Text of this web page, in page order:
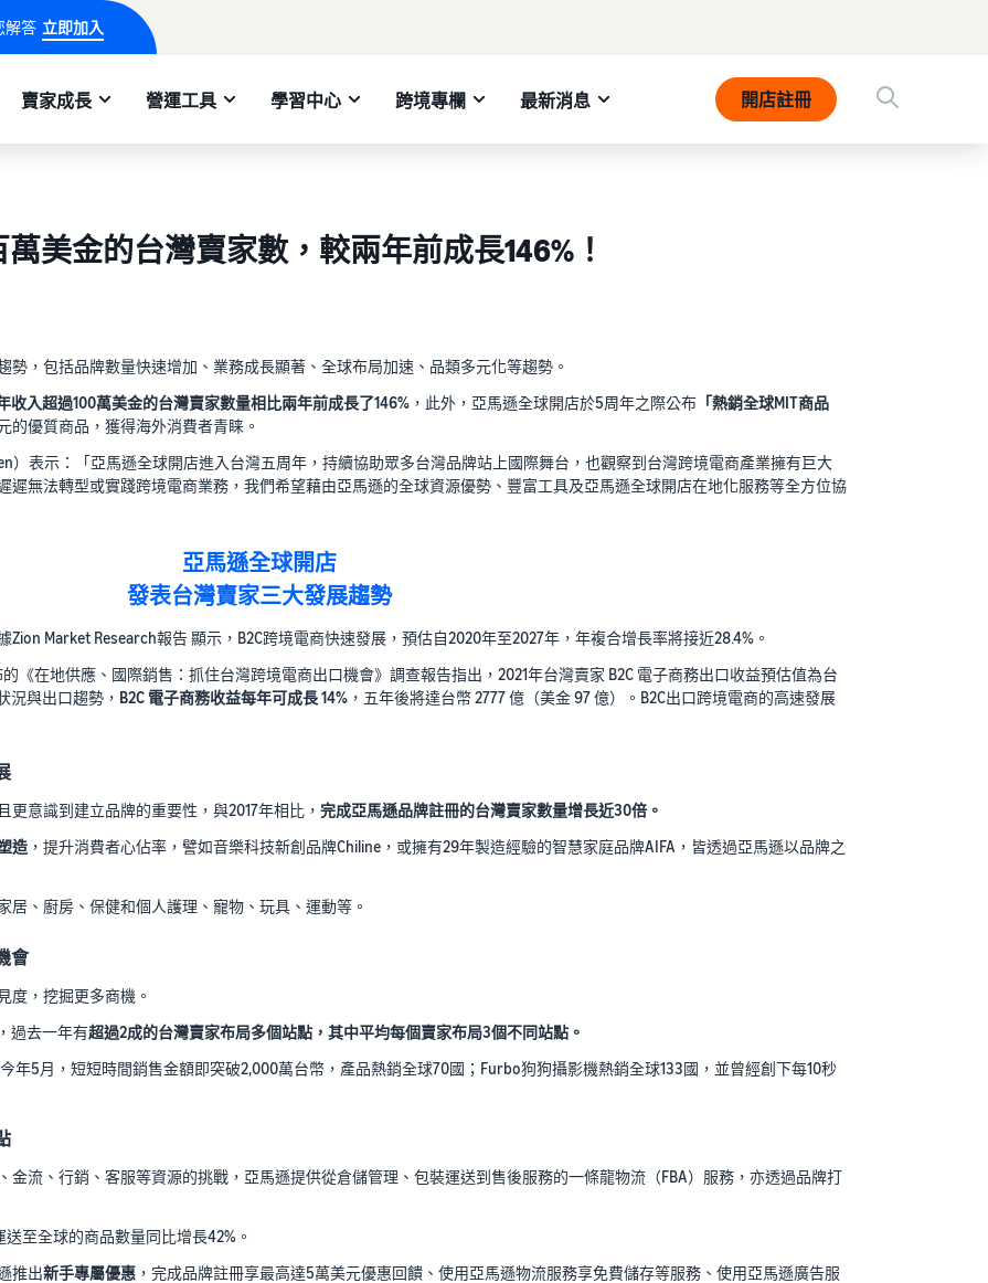
解答 立即加入
賣家成長 營運工具 學習中心 跨境專欄 最新消息 開店註冊
美金的台灣賣家數，較兩年前成長146%！
，包括品牌數量快速增加、業務成長顯著、全球布局加速、品類多元化等趨勢。
收入超過100萬美金的台灣賣家數量相比兩年前成長了146% ，此外，亞馬遜全球開店於5周年之際公布 「熱銷全球MIT商品
的優質商品，獲得海外消費者青睐。
）表示：「亞馬遜全球開店進入台灣五周年，持續協助眾多台灣品牌站上國際舞台，也觀察到台灣跨境電商產業擁有巨大
遲無法轉型或實踐跨境電商業務，我們希望藉由亞馬遜的全球資源優勢、豐富工具及亞馬遜全球開店在地化服務等全方位協
亞馬遜全球開店
發表台灣賣家三大發展趨勢
Market Research報告 顯示，B2C跨境電商快速發展，預估自2020年至2027年，年複合增長率將接近28.4%。
《在地供應、國際銷售：抓住台灣跨境電商出口機會》調查報告指出，2021年台灣賣家 B2C 電子商務出口收益預估值為台
況與出口趨勢， B2C 電子商務收益每年可成長 14% ，五年後將達台幣 2777 億（美金 97 億）。B2C出口跨境電商的高速發展
意識到建立品牌的重要性，與2017年相比， 完成亞馬遜品牌註冊的台灣賣家數量增長近30倍。
造 ，提升消費者心佔率，譬如音樂科技新創品牌Chiline，或擁有29年製造經驗的智慧家庭品牌AIFA，皆透過亞馬遜以品牌之
、廚房、保健和個人護理、寵物、玩具、運動等。
會
度，挖掘更多商機。
過去一年有超過2成的台灣賣家布局多個站點，其中平均每個賣家布局3個不同站點。
年5月，短短時間銷售金額即突破2,000萬台幣，產品熱銷全球70國；Furbo狗狗攝影機熱銷全球133國，並曾經創下每10秒
流、行銷、客服等資源的挑戰，亞馬遜提供從倉儲管理、包裝運送到售後服務的一條龍物流（FBA）服務，亦透過品牌打
至全球的商品數量同比增長42%。
推出新手專屬優惠 ，完成品牌註冊享最高達5萬美元優惠回饋、使用亞馬遜物流服務享免費儲存等服務、使用亞馬遜廣告服